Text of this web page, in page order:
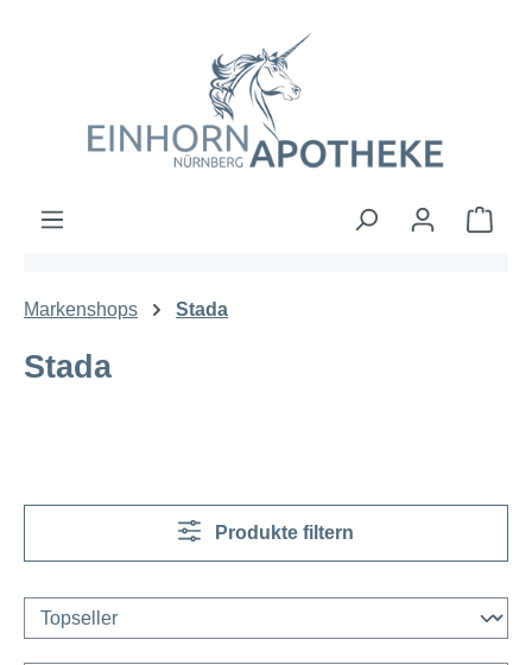
Markenshops Stada
Stada
Produkte filtern